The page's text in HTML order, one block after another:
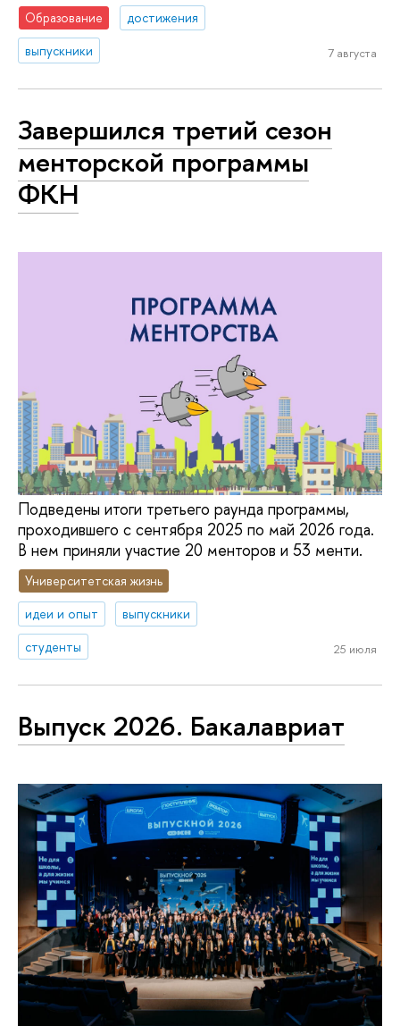
Образование
достижения
выпускники
7 августа
Завершился третий сезон
менторской программы
ФКН
Подведены итоги третьего раунда программы,
проходившего с сентября 2025 по май 2026 года.
В нем приняли участие 20 менторов и 53 менти.
Университетская жизнь
идеи и опыт
выпускники
студенты
25 июля
Выпуск 2026. Бакалавриат